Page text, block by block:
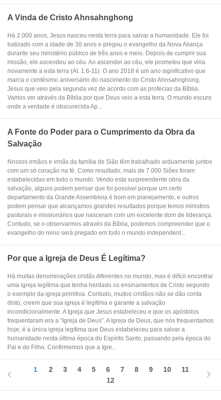
A Vinda de Cristo Ahnsahnghong
Há 2.000 anos, Jesus nasceu nesta terra para salvar a humanidade. Ele foi
batizado com a idade de 30 anos e pregou o evangelho da Nova Aliança
durante seu ministério público de três anos e meio. Depois de cumprir sua
missão, ele ascendeu ao céu. Ao ascender ao céu, ele prometeu que viria
novamente a esta terra (At. 1:6-11). O ano 2018 é um ano significativo que
marca o centésimo aniversário do nascimento do Cristo Ahnsahnghong,
Jesus que veio pela segunda vez de acordo com as profecias da Bíblia.
Vamos ver através da Bíblia por que Deus veio a esta terra. O mundo escuro
onde a verdade é obscurecida Ap...
A Fonte do Poder para o Cumprimento da Obra da
Salvação
Nossos irmãos e irmãs da família de Sião têm trabalhado arduamente juntos
com um só coração na fé. Como resultado, mais de 7.000 Siões foram
estabelecidas em todo o mundo. Vendo esta surpreendente obra da
salvação, alguns podem pensar que foi possível porque um certo
departamento da Grande Assembleia é bom em planejamento, e outros
podem pensar que alcançamos grandes resultados porque temos ministros
pastorais e missionários que nasceram com um excelente dom de liderança.
Contudo, se o observarmos através da Bíblia, podemos compreender que o
evangelho do reino será pregado em todo o mundo independent...
Por que a Igreja de Deus É Legítima?
Há muitas denominações cristãs diferentes no mundo, mas é difícil encontrar
uma igreja legítima que tenha herdado os ensinamentos de Cristo segundo
o exemplo da igreja primitiva. Contudo, muitos cristãos não se dão conta
disto; creem que sua igreja é legítima e garante a salvação
incondicionalmente. A Igreja que Jesus estabeleceu e que os apóstolos
frequentaram era a “Igreja de Deus”. A Igreja de Deus, que nós frequentamos
hoje, é a única igreja legítima que Deus estabeleceu para salvar a
humanidade nesta última época do Espírito Santo, passando pela época do
Pai e do Filho. Confirmemos que a Igre...
1 2 3 4 5 6 7 8 9 10
11
12